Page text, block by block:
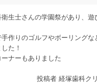
生士さんの学園祭があり、遊
作りのゴルフやボーリングな
た！
ナーもありました
投稿者 経塚歯科ク